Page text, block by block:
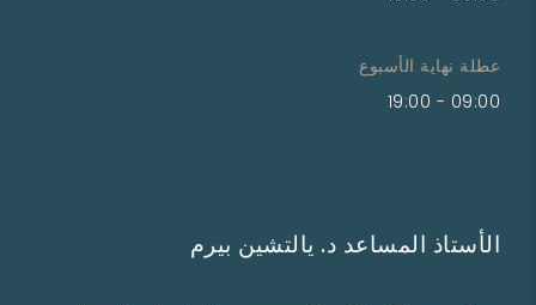
عطلة نهاية الأسبوع
09:00 - 19:00
الأستاذ المساعد د. يالتشين بيرم